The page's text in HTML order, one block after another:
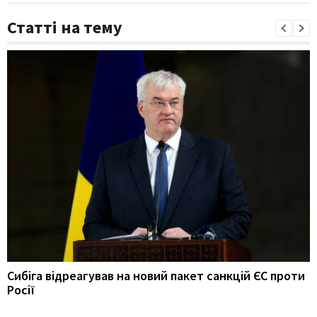
Статті на тему
Сибіга відреагував на новий пакет санкцій ЄС проти
Росії